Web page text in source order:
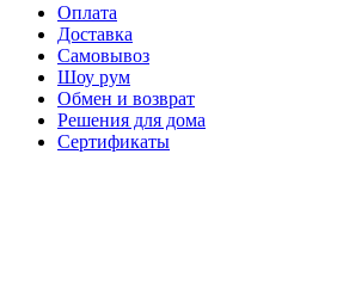
Оплата
Доставка
Самовывоз
Шоу рум
Обмен и возврат
Решения для дома
Сертификаты